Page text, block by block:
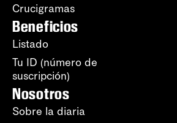
Crucigramas
Beneficios
Listado
Tu ID (número de
suscripción)
Nosotros
Sobre la diaria